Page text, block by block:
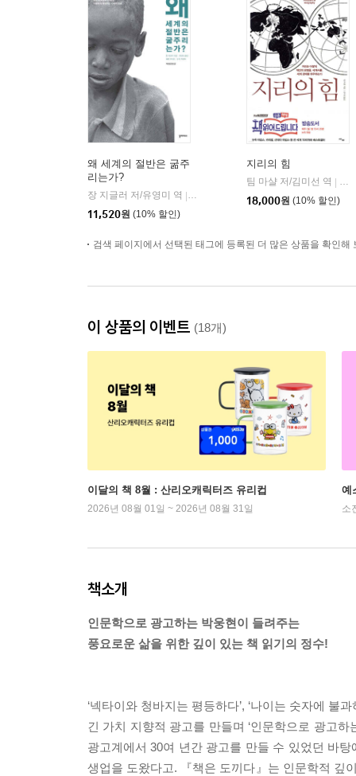
왜 세계의 절반은 굶주
리는가?
장 지글러 저/유영미 역
갈라파고스
11,520원 (10% 할인)
지리의 힘
팀 마샬 저/김미선 역
사
18,000원 (10% 할인)
검색 페이지에서 선택된 태그에 등록된 더 많은 상품을 확인해
이 상품의 이벤트 (18개)
이달의 책 8월 : 산리오캐릭터즈 유리컵
2026년 08월 01일 ~ 2026년 08월 31일
예
소
책소개
인문학으로 광고하는 박웅현이 들려주는
풍요로운 삶을 위한 깊이 있는 책 읽기의 정수!
‘넥타이와 청바지는 평등하다’, ‘나이는 숫자에 불
긴 가치 지향적 광고를 만들며 ‘인문학으로 광고
광고계에서 30여 년간 광고를 만들 수 있었던 바
생업을 도왔다고. 『책은 도끼다』는 인문학적 깊